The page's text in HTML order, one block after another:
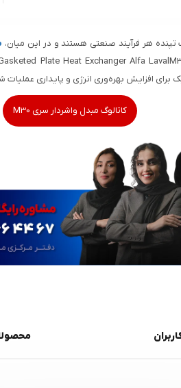
تپنده هر فرآیند صنعتی هستند و در این میان،
برای افزایش بهره‌وری انرژی و پایداری
کاتالوگ مبدل واشردار سری M30